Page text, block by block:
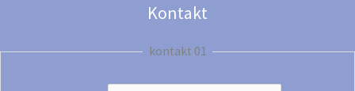
Kontakt
kontakt 01